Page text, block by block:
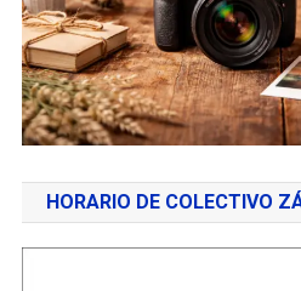
HORARIO DE COLECTIVO